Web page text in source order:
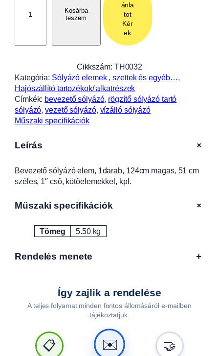
s
ó
l
y
á
e
e
m
1
b
Kosárba
teszem
ánla
tot
Kér
ek
Cikkszám: TH0032
Kategória: Sólyázó elemek , szettek és egyéb…
Hajószállító tartozékok/ alkatrészek
Címkék: bevezető sólyázó, rögzítő sólyázó tartó
sólyázó, vezető sólyázó, vízálló sólyázó
Műszaki specifikációk
Leírás +
Bevezető sólyázó elem, 1darab, 124cm magas, 51 cm
széles, 1″ cső, kötőelemekkel, kpl.
Műszaki specifikációk +
Attribútumok Érték
Tömeg 5.50 kg
Rendelés menete +
Így zajlik a rendelése
A teljes folyamat minden fontos állomásáról e-mailben
tájékoztatjuk.
📋 ✉️ 🤝